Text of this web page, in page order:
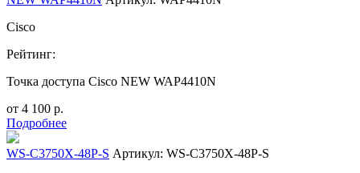
Cisco
Рейтинг:
Точка доступа Cisco NEW WAP4410N
от 4 100 р.
Подробнее
WS-C3750X-48P-S Артикул: WS-C3750X-48P-S